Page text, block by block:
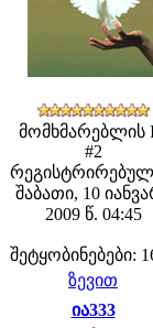
მომხმარებლის
#2
შაბათი, 10
2009 წ. 04:45
შეტყობინებები:
ზევით
ია333